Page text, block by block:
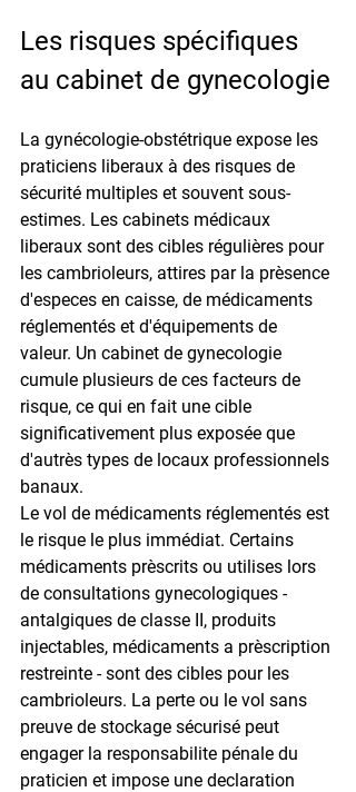
Les risques spécifiques
au cabinet de gynecologie
La gynécologie-obstétrique expose les
praticiens liberaux à des risques de
sécurité multiples et souvent sous-
estimes. Les cabinets médicaux
liberaux sont des cibles régulières pour
les cambrioleurs, attires par la prèsence
d'especes en caisse, de médicaments
réglementés et d'équipements de
valeur. Un cabinet de gynecologie
cumule plusieurs de ces facteurs de
risque, ce qui en fait une cible
significativement plus exposée que
d'autrès types de locaux professionnels
banaux.
Le vol de médicaments réglementés est
le risque le plus immédiat. Certains
médicaments prèscrits ou utilises lors
de consultations gynecologiques -
antalgiques de classe II, produits
injectables, médicaments a prèscription
restreinte - sont des cibles pour les
cambrioleurs. La perte ou le vol sans
preuve de stockage sécurisé peut
engager la responsabilite pénale du
praticien et impose une declaration